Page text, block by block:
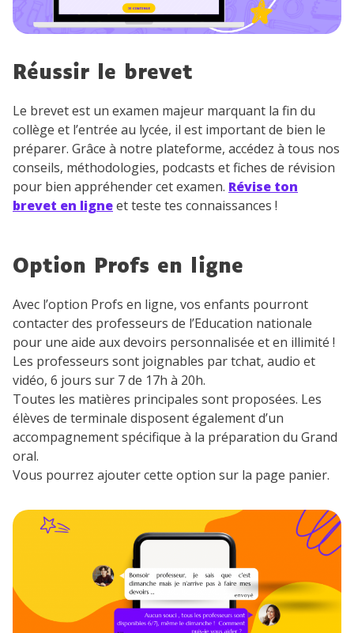
Réussir le brevet
Le brevet est un examen majeur marquant la fin du
collège et l’entrée au lycée, il est important de bien le
préparer. Grâce à notre plateforme, accédez à tous nos
conseils, méthodologies, podcasts et fiches de révision
pour bien appréhender cet examen. Révise ton
brevet en ligneet teste tes connaissances !
Option Profs en ligne
Avec l’option Profs en ligne, vos enfants pourront
contacter des professeurs de l’Education nationale
pour une aide aux devoirs personnalisée et en illimité !
Les professeurs sont joignables par tchat, audio et
vidéo, 6 jours sur 7 de 17h à 20h.
Toutes les matières principales sont proposées. Les
élèves de terminale disposent également d’un
accompagnement spécifique à la préparation du Grand
oral.
Vous pourrez ajouter cette option sur la page panier.